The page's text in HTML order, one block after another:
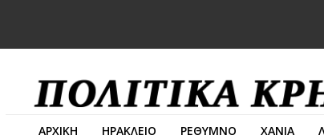
ΑΡΧΙΚΗ ΗΡΑΚΛΕΙΟ ΡΕΘΥΜΝΟ ΧΑΝΙΑ